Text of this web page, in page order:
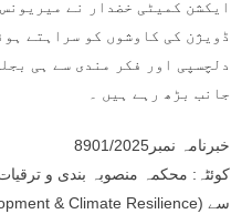
ایکشن کمیٹی خضدار نے
ڈویژن کی کاوشوں کو سراہتے
دلچسپی اور فکر مندی سے ہی
جانب بڑھ رہے ہیں ۔
خبرنامہ نمبر8901/2025
کوئٹہ: محکمہ منصوبہ بندی و